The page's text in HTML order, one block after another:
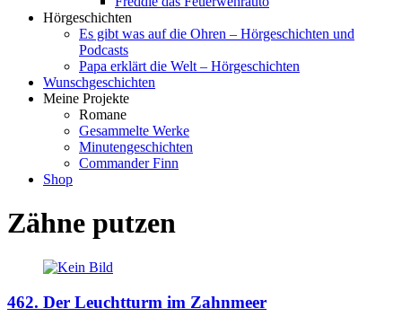
Hörgeschichten
Es gibt was auf die Ohren – Hörgeschichten und
Podcasts
Papa erklärt die Welt – Hörgeschichten
Wunschgeschichten
Meine Projekte
Romane
Gesammelte Werke
Minutengeschichten
Commander Finn
Shop
Zähne putzen
462. Der Leuchtturm im Zahnmeer